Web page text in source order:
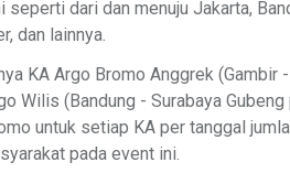
dari dan menuju Jakarta,
dan lainnya.
KA Argo Bromo Anggrek
Wilis (Bandung - Surabaya
untuk setiap KA per tanggal
pada event ini.